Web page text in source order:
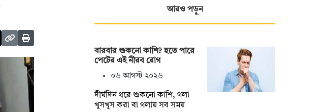
আরও পড়ুন
বারবার শুকনো কাশি? হতে পারে
পেটের এই নীরব রোগ
০৬ আগস্ট ২০২৬
দীর্ঘদিন ধরে শুকনো কাশি, গলা
খুসখুস করা বা গলায় সব সময়